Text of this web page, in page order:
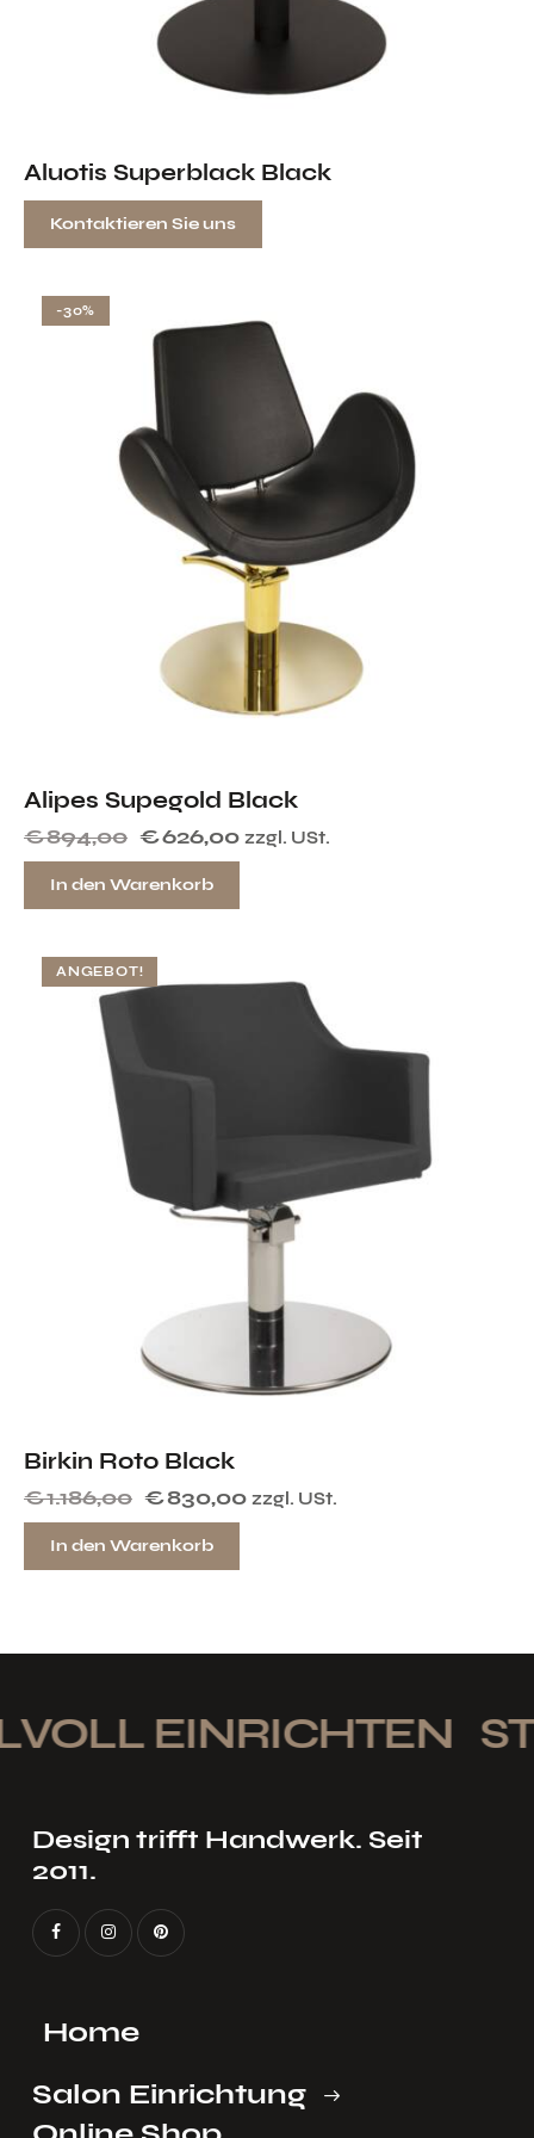
Aluotis Superblack Black
Kontaktieren Sie uns
-30%
Alipes Supegold Black
€894,00 €626,00 zzgl. USt.
In den Warenkorb
ANGEBOT!
Birkin Roto Black
€1.186,00 €830,00 zzgl. USt.
In den Warenkorb
EINRICHTEN
Design trifft Handwerk. Seit
2011.
Home
Salon Einrichtung